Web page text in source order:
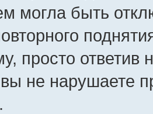
могла быть
просто ответив
не нарушаете